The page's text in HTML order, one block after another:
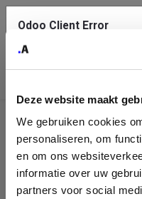
Deze website maakt
We gebruiken cookies
personaliseren, om
en om ons
informatie over uw
partners voor social
Company
Identification
Please fill in your
Odoo Client Error
service.
See details